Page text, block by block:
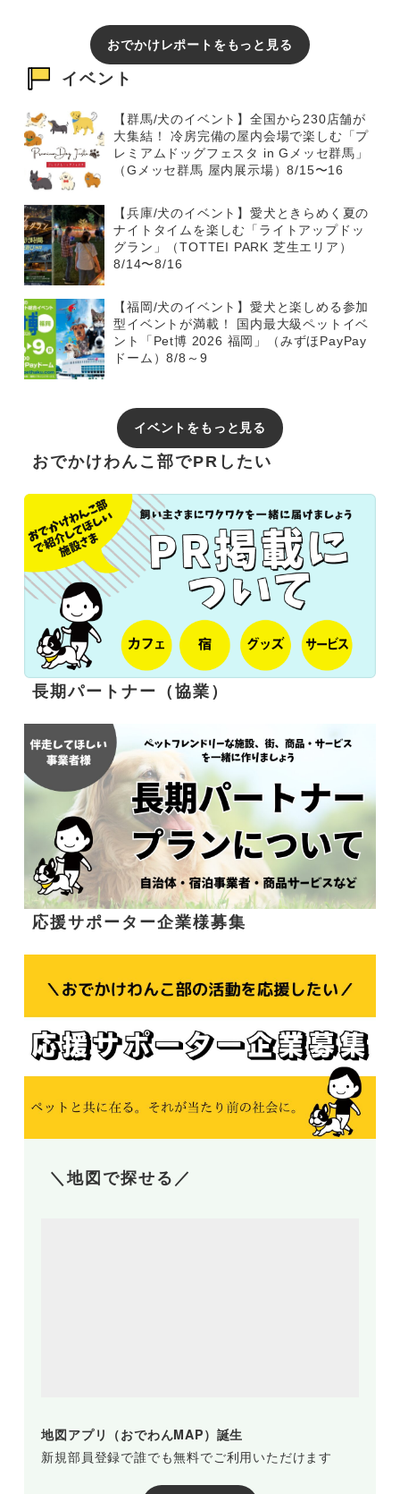
おでかけレポートをもっと見る
イベント
【群馬/犬のイベント】全国から230店舗が
大集結！ 冷房完備の屋内会場で楽しむ「プ
レミアムドッグフェスタ in Gメッセ群馬」
（Gメッセ群馬 屋内展示場）8/15〜16
【兵庫/犬のイベント】愛犬ときらめく夏の
ナイトタイムを楽しむ「ライトアップドッ
グラン」（TOTTEI PARK 芝生エリア）
8/14〜8/16
【福岡/犬のイベント】愛犬と楽しめる参加
型イベントが満載！ 国内最大級ペットイベ
ント「Pet博 2026 福岡」（みずほPayPay
ドーム）8/8～9
イベントをもっと見る
おでかけわんこ部でPRしたい
長期パートナー（協業）
応援サポーター企業様募集
＼地図で探せる／
地図アプリ（おでわんMAP）誕生
新規部員登録で誰でも無料でご利用いただけます